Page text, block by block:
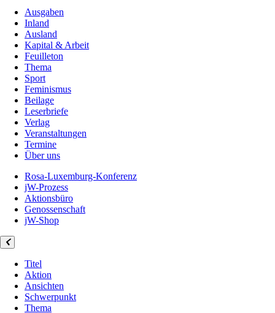
Ausgaben
Inland
Ausland
Kapital & Arbeit
Feuilleton
Thema
Sport
Feminismus
Beilage
Leserbriefe
Verlag
Veranstaltungen
Termine
Über uns
Rosa-Luxemburg-Konferenz
jW-Prozess
Aktionsbüro
Genossenschaft
jW-Shop
Titel
Aktion
Ansichten
Schwerpunkt
Thema